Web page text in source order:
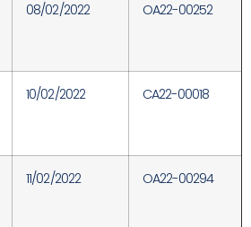
08/02/2022 OA22-00252
10/02/2022 CA22-00018
11/02/2022 OA22-00294